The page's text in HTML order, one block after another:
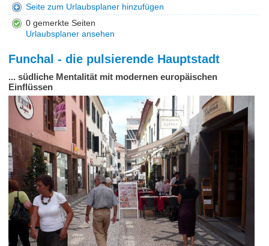
Seite zum Urlaubsplaner hinzufügen
0 gemerkte Seiten
Urlaubsplaner ansehen
Funchal - die pulsierende Hauptstadt
... südliche Mentalität mit modernen europäischen
Einflüssen